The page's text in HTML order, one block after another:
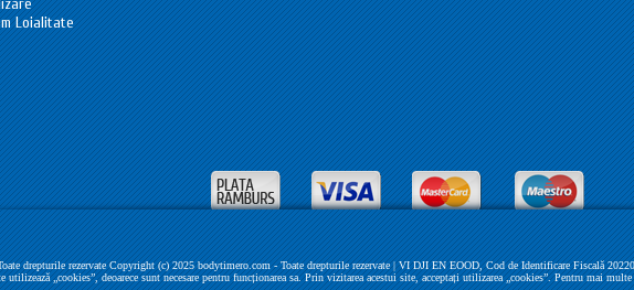
Loialitate
drepturile rezervate Copyright (c) 2025 bodytimero.com - Toate drepturile rezervate | VI DJI EN EOOD, Cod de Identificare Fiscală
utilizează „cookies”, deoarece sunt necesare pentru funcționarea sa. Prin vizitarea acestui site, acceptați utilizarea „cookies”. Pentru mai